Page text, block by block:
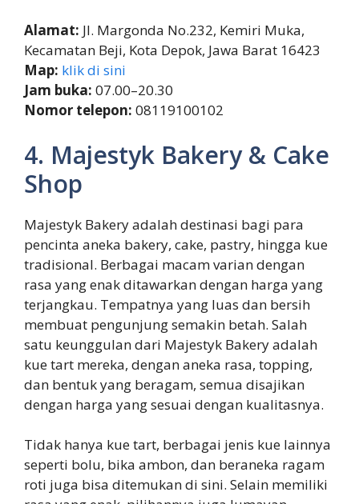
Alamat: Jl. Margonda No.232, Kemiri Muka,
Kecamatan Beji, Kota Depok, Jawa Barat 16423
Map: klik di sini
Jam buka: 07.00–20.30
Nomor telepon: 08119100102
4. Majestyk Bakery & Cake
Shop
Majestyk Bakery adalah destinasi bagi para
pencinta aneka bakery, cake, pastry, hingga kue
tradisional. Berbagai macam varian dengan
rasa yang enak ditawarkan dengan harga yang
terjangkau. Tempatnya yang luas dan bersih
membuat pengunjung semakin betah. Salah
satu keunggulan dari Majestyk Bakery adalah
kue tart mereka, dengan aneka rasa, topping,
dan bentuk yang beragam, semua disajikan
dengan harga yang sesuai dengan kualitasnya.
Tidak hanya kue tart, berbagai jenis kue lainnya
seperti bolu, bika ambon, dan beraneka ragam
roti juga bisa ditemukan di sini. Selain memiliki